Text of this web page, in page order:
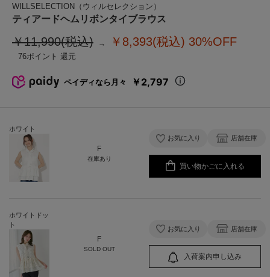
WILLSELECTION（ウィルセレクション）
ティアードヘムリボンタイブラウス
￥11,990(税込) ￥8,393(税込) 30%OFF
76
ホワイト
F
在庫あり
お気に入り 店舗在庫
買い物かごに入れる
ホワイトドッ
ト
F
SOLD OUT
お気に入り 店舗在庫
入荷案内申し込み
ペイディなら月々 ￥2,797